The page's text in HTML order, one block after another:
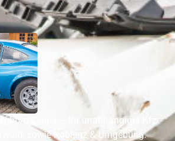
Zeiger – Ihr unabhängiger Kfz-
sowie Koblenz & Umgebung.